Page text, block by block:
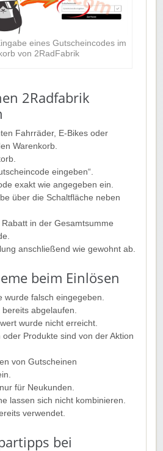
eines Gutscheincodes im
von 2RadFabrik
2Radfabrik
Fahrräder, E-Bikes oder
Warenkorb.
eingeben“.
exakt wie angegeben ein.
über die Schaltfläche neben
in der Gesamtsumme
anschließend wie gewohnt ab.
beim Einlösen
wurde falsch eingegeben.
abgelaufen.
wurde nicht erreicht.
Produkte sind von der Aktion
von Gutscheinen
für Neukunden.
lassen sich nicht kombinieren.
verwendet.
bei